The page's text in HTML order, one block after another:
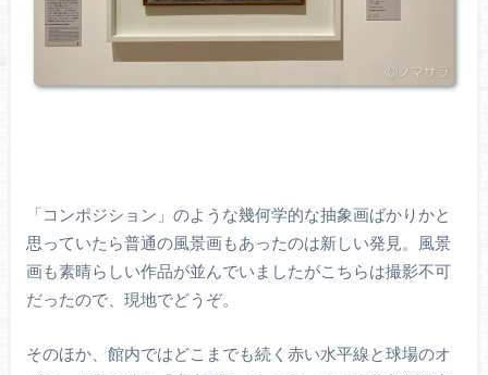
「コンポジション」のような幾何学的な抽象画ばかりかと
思っていたら普通の風景画もあったのは新しい発見。風景
画も素晴らしい作品が並んでいましたがこちらは撮影不可
だったので、現地でどうぞ。
そのほか、館内ではどこまでも続く赤い水平線と球場のオ